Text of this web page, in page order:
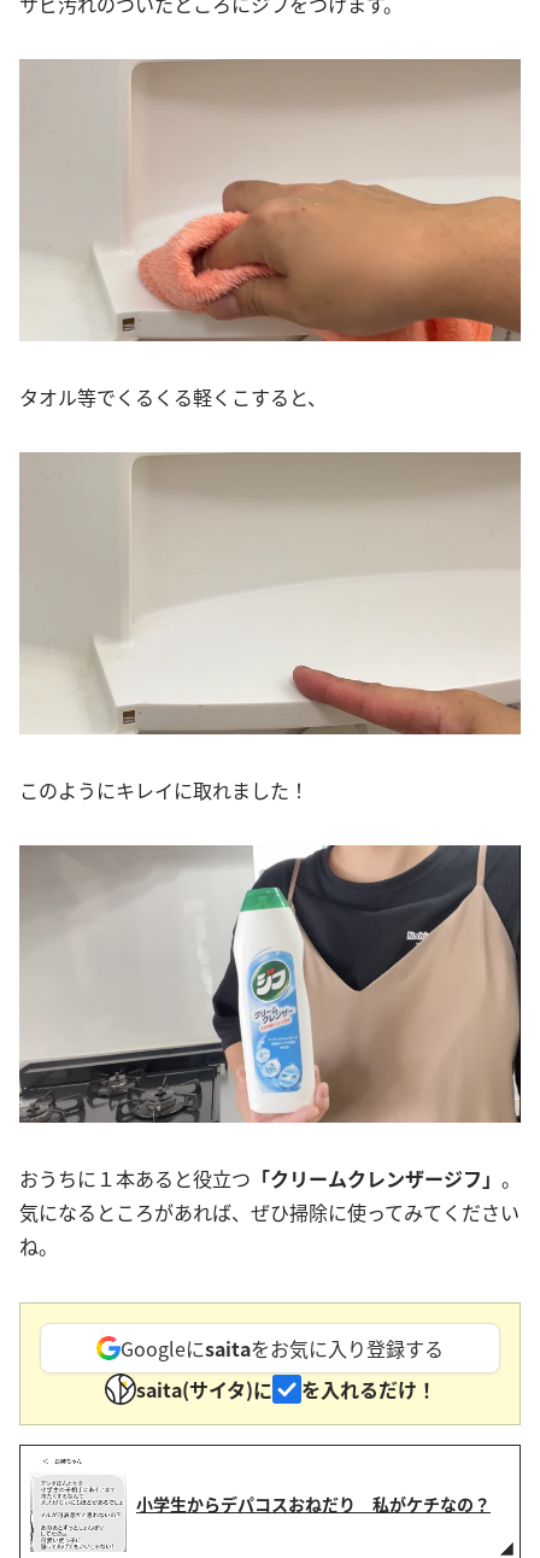
タオル等でくるくる軽くこすると、
このようにキレイに取れました！
おうちに１本あると役立つ 「クリームクレンザージフ」 。
気になるところがあれば、ぜひ掃除に使ってみてください
ね。
Googleにsaitaをお気に入り登録する
saita(サイタ)に
を入れるだけ！
小学生からデパコスおねだり 私がケチなの？